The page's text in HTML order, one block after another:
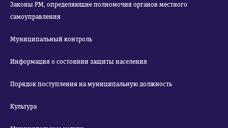
Законы РМ, определяющие полномочия органов местного
самоуправления
Муниципальный контроль
Информация о состоянии защиты населения
Порядок поступления на муниципальную должность
Культура